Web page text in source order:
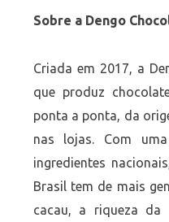
Sobre a Dengo
Criada em 2017, a
que produz
ponta a ponta, da
nas lojas. Com
ingredientes
Brasil tem de mais
cacau, a riqueza